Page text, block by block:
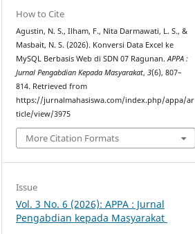
How to Cite
Agustin, N. S., Ilham, F., Nita Darmawati, L. S., &
Masbait, N. S. (2026). Konversi Data Excel ke
MySQL Berbasis Web di SDN 07 Ragunan.APPA :
Jurnal Pengabdian Kepada Masyarakat,3(6), 807–
814. Retrieved from
https://jurnalmahasiswa.com/index.php/appa/ar
ticle/view/3975
More Citation Formats
Issue
Vol. 3 No. 6 (2026): APPA : Jurnal
Pengabdian kepada Masyarakat